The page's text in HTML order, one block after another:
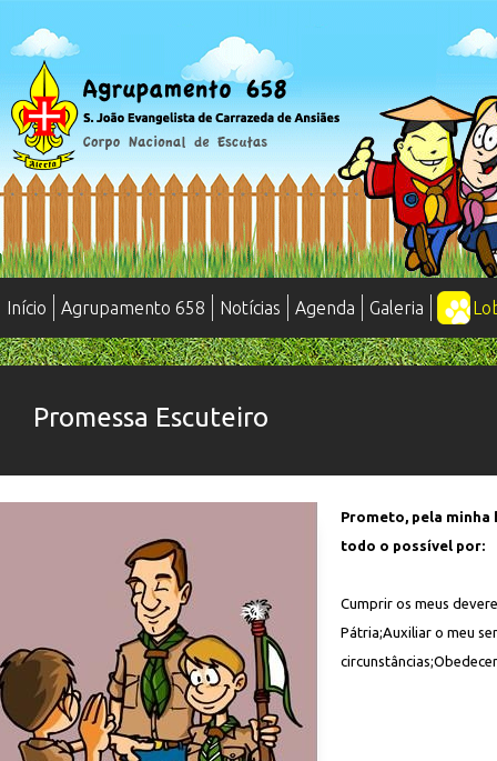
Início Agrupamento 658 Notícias Agenda Galeria
Promessa Escuteiro
Prometo, pela minha
todo o possível por:
Cumprir os meus
Pátria;Auxiliar o meu